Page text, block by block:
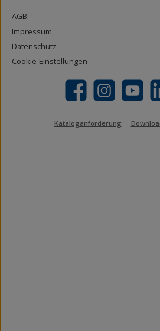
AGB
Impressum
Datenschutz
Cookie-Einstellungen
Facebook Instagram YouTube
Kataloganforderung